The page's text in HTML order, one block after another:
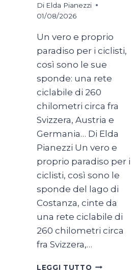
Di Elda Pianezzi
01/08/2026
Un vero e proprio
paradiso per i ciclisti,
così sono le sue
sponde: una rete
ciclabile di 260
chilometri circa fra
Svizzera, Austria e
Germania… Di Elda
Pianezzi Un vero e
proprio paradiso per i
ciclisti, così sono le
sponde del lago di
Costanza, cinte da
una rete ciclabile di
260 chilometri circa
fra Svizzera,…
LEGGI TUTTO SUL